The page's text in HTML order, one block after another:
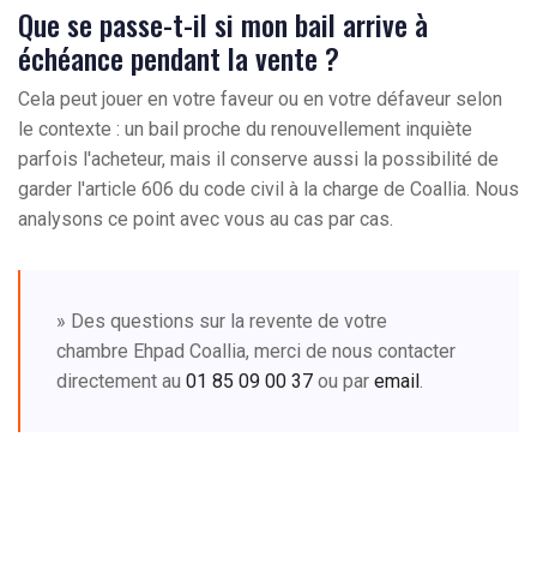
Que se passe-t-il si mon bail arrive à
échéance pendant la vente ?
Cela peut jouer en votre faveur ou en votre défaveur selon
le contexte : un bail proche du renouvellement inquiète
parfois l'acheteur, mais il conserve aussi la possibilité de
garder l'article 606 du code civil à la charge de Coallia. Nous
analysons ce point avec vous au cas par cas.
» Des questions sur la revente de votre
chambre Ehpad Coallia, merci de nous contacter
directement au 01 85 09 00 37 ou par email